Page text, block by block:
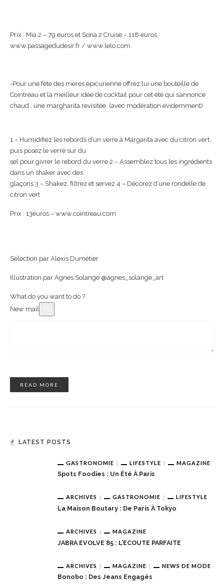
Prix : Mia 2 – 79 euros et Sona 2 Cruise – 118 euros
www.passagedudesir.fr / www.lelo.com
-Pour une fête des mères épicurienne offrez lui une bouteille de
Cointreau et la meilleur idée de cocktail pour cet été qui s’annonce
chaud : une margharita revisitée. (avec modération évidemment)
1 – Humidifiez les rebords d’un verre à Margarita avec du citron vert,
puis posez le verre sur du
sel pour givrer le rebord du verre 2 – Assemblez tous les ingrédients
dans un shaker avec des
glaçons 3 – Shakez, filtrez et servez 4 – Décorez d’une rondelle de
citron vert
Prix : 13euros – www.cointreau.com
Sélection par Alexis Dumétier
Illustration par Agnes Solange @agnes_solange_art
What do you want to do ?
New mail
READ MORE
LATEST POSTS
GASTRONOMIE LIFESTYLE MAGAZINE
Spots Foodies : Un Été À Paris
ARCHIVES GASTRONOMIE LIFESTYLE
La Maison Boutary : De Paris À Tokyo
ARCHIVES MAGAZINE
JABRA EVOLVE 85 : L’ECOUTE PARFAITE
ARCHIVES MAGAZINE NEWS DE MODE
Bonobo : Des Jeans Engagés